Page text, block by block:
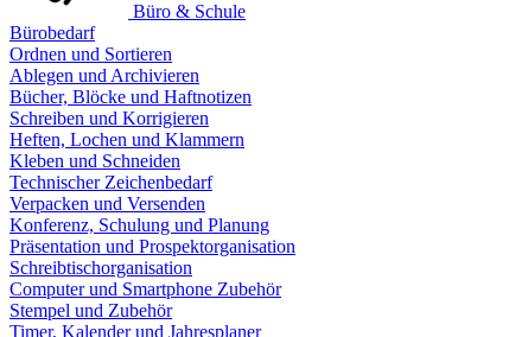
Büro & Schule
Bürobedarf
Ordnen und Sortieren
Ablegen und Archivieren
Bücher, Blöcke und Haftnotizen
Schreiben und Korrigieren
Heften, Lochen und Klammern
Kleben und Schneiden
Technischer Zeichenbedarf
Verpacken und Versenden
Konferenz, Schulung und Planung
Präsentation und Prospektorganisation
Schreibtischorganisation
Computer und Smartphone Zubehör
Stempel und Zubehör
Timer, Kalender und Jahresplaner